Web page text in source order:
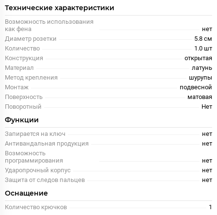
Технические характеристики
Возможность использования
как фена
нет
Диаметр розетки
5.8 см
Количество
1.0 шт
Конструкция
открытая
Материал
латунь
Метод крепления
шурупы
Монтаж
подвесной
Поверхность
матовая
Поворотный
Нет
Функции
Запирается на ключ
нет
Антивандальная продукция
нет
Возможность
программирования
нет
Ударопрочный корпус
нет
Защита от следов пальцев
нет
Оснащение
Количество крючков 1